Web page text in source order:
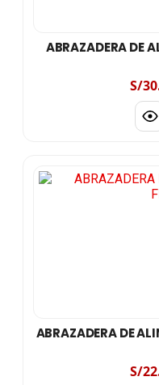
ABRAZADERA DE
S/
ABRAZADERA DE
S/